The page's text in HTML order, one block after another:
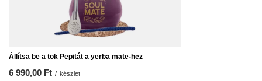
Állítsa be a tök Pepitát a yerba mate-hez
6 990,00 Ft / készlet